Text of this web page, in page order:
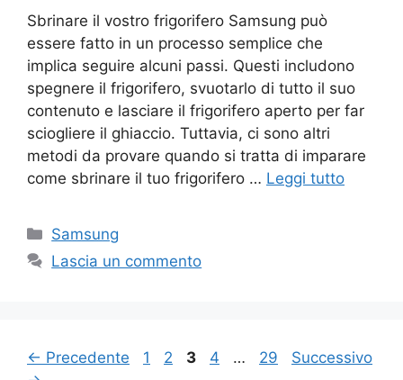
Sbrinare il vostro frigorifero Samsung può
essere fatto in un processo semplice che
implica seguire alcuni passi. Questi includono
spegnere il frigorifero, svuotarlo di tutto il suo
contenuto e lasciare il frigorifero aperto per far
sciogliere il ghiaccio. Tuttavia, ci sono altri
metodi da provare quando si tratta di imparare
come sbrinare il tuo frigorifero … Leggi tutto
Categorie
Samsung
Lascia un commento
Navigazione
← Precedente Pagina
1 Pagina
2 Pagina
3 Pagina
4 … Pagina
29
Successivo